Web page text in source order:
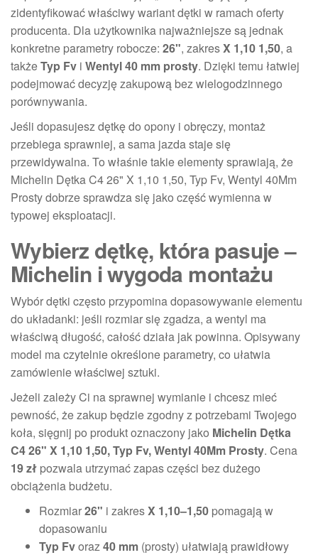
zidentyfikować właściwy wariant dętki w ramach oferty
producenta. Dla użytkownika najważniejsze są jednak
konkretne parametry robocze: 26", zakresX 1,10 1,50, a
takżeTyp Fv i Wentyl 40 mm prosty. Dzięki temu łatwiej
podejmować decyzję zakupową bez wielogodzinnego
porównywania.
Jeśli dopasujesz dętkę do opony i obręczy, montaż
przebiega sprawniej, a sama jazda staje się
przewidywalna. To właśnie takie elementy sprawiają, że
Michelin Dętka C4 26" X 1,10 1,50, Typ Fv, Wentyl 40Mm
Prosty dobrze sprawdza się jako część wymienna w
typowej eksploatacji.
Wybierz dętkę, która pasuje –
Michelin i wygoda montażu
Wybór dętki często przypomina dopasowywanie elementu
do układanki: jeśli rozmiar się zgadza, a wentyl ma
właściwą długość, całość działa jak powinna. Opisywany
model ma czytelnie określone parametry, co ułatwia
zamówienie właściwej sztuki.
Jeżeli zależy Ci na sprawnej wymianie i chcesz mieć
pewność, że zakup będzie zgodny z potrzebami Twojego
koła, sięgnij po produkt oznaczony jako Michelin Dętka
C4 26" X 1,10 1,50, Typ Fv, Wentyl 40Mm Prosty. Cena
19 zł pozwala utrzymać zapas części bez dużego
obciążenia budżetu.
Rozmiar26" i zakresX 1,10–1,50 pomagają w
dopasowaniu
Typ Fvoraz40 mm (prosty) ułatwiają prawidłowy